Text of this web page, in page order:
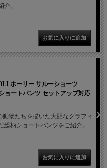
介。
ホーリー サルーショーツ
ョートパンツ セットアップ対応
物たちを描いた大胆なグラフィ
総柄ショートパンツをご紹介。